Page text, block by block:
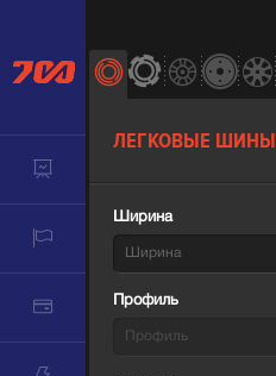
ЛЕГКОВЫЕ ШИНЫ
Ширина
Ширина
Профиль
Профиль